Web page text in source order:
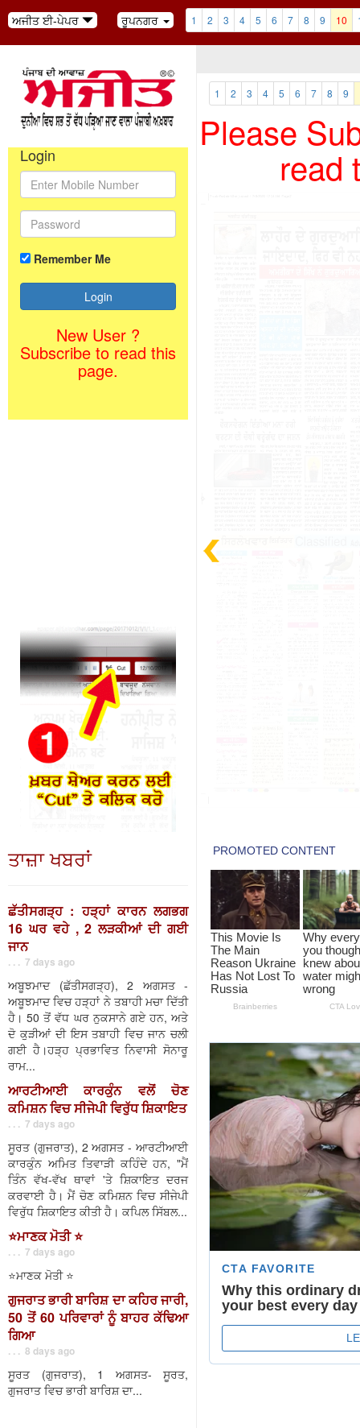
ਅਜੀਤ ਈ-ਪੇਪਰ ਰੂਪਨਗਰ 1 2 3 4 5 6 7 8 9 10
Login
Remember Me
New User ?
Subscribe to read this
page.
ਤਾਜ਼ਾ ਖਬਰਾਂ
ਛੱਤੀਸਗੜ੍ਹ : ਹੜ੍ਹਾਂ ਕਾਰਨ ਲਗਭਗ
16 ਘਰ ਵਹੇ , 2 ਲੜਕੀਆਂ ਦੀ ਗਈ
ਜਾਨ
. . . 7 days ago
ਅਬੂਝਮਾਦ (ਛੱਤੀਸਗੜ੍ਹ), 2 ਅਗਸਤ -
ਅਬੂਝਮਾਦ ਵਿਚ ਹੜ੍ਹਾਂ ਨੇ ਤਬਾਹੀ ਮਚਾ ਦਿੱਤੀ
ਹੈ। 50 ਤੋਂ ਵੱਧ ਘਰ ਨੁਕਸਾਨੇ ਗਏ ਹਨ, ਅਤੇ
ਦੋ ਕੁੜੀਆਂ ਦੀ ਇਸ ਤਬਾਹੀ ਵਿਚ ਜਾਨ ਚਲੀ
ਗਈ ਹੈ।ਹੜ੍ਹ ਪ੍ਰਭਾਵਿਤ ਨਿਵਾਸੀ ਸੋਨਾਰੂ
ਰਾਮ...
ਆਰਟੀਆਈ ਕਾਰਕੁੰਨ ਵਲੋਂ ਚੋਣ
ਕਮਿਸ਼ਨ ਵਿਚ ਸੀਜੇਪੀ ਵਿਰੁੱਧ ਸ਼ਿਕਾਇਤ
. . . 7 days ago
ਸੂਰਤ (ਗੁਜਰਾਤ), 2 ਅਗਸਤ - ਆਰਟੀਆਈ
ਕਾਰਕੁੰਨ ਅਮਿਤ ਤਿਵਾੜੀ ਕਹਿੰਦੇ ਹਨ, "ਮੈਂ
ਤਿੰਨ ਵੱਖ-ਵੱਖ ਥਾਵਾਂ 'ਤੇ ਸ਼ਿਕਾਇਤ ਦਰਜ
ਕਰਵਾਈ ਹੈ। ਮੈਂ ਚੋਣ ਕਮਿਸ਼ਨ ਵਿਚ ਸੀਜੇਪੀ
ਵਿਰੁੱਧ ਸ਼ਿਕਾਇਤ ਕੀਤੀ ਹੈ। ਕਪਿਲ ਸਿੱਬਲ...
⭐️ਮਾਣਕ ਮੋਤੀ ⭐️
. . . 7 days ago
⭐️ਮਾਣਕ ਮੋਤੀ ⭐️
ਗੁਜਰਾਤ ਭਾਰੀ ਬਾਰਿਸ਼ ਦਾ ਕਹਿਰ ਜਾਰੀ,
50 ਤੋਂ 60 ਪਰਿਵਾਰਾਂ ਨੂੰ ਬਾਹਰ ਕੱਢਿਆ
ਗਿਆ
. . . 8 days ago
ਸੂਰਤ (ਗੁਜਰਾਤ), 1 ਅਗਸਤ- ਸੂਰਤ,
ਗੁਜਰਾਤ ਵਿਚ ਭਾਰੀ ਬਾਰਿਸ਼ ਦਾ...
1 2 3 4 5 6 7 8 9
Please
read